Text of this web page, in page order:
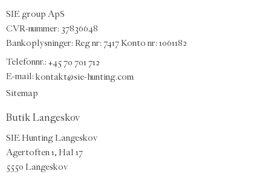
SIE group ApS
CVR-nummer: 37836648
Bankoplysninger: Reg nr: 7417 Konto nr: 1061182
Telefonnr.: +45 70 701 712
E-mail: kontakt@sie-hunting.com
Sitemap
Butik Langeskov
SIE Hunting Langeskov
Agertoften 1, Hal 17
5550 Langeskov